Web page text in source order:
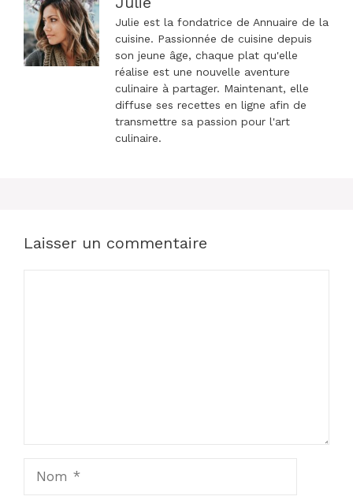
Julie est la fondatrice de Annuaire de la
cuisine. Passionnée de cuisine depuis
son jeune âge, chaque plat qu'elle
réalise est une nouvelle aventure
culinaire à partager. Maintenant, elle
diffuse ses recettes en ligne afin de
transmettre sa passion pour l'art
culinaire.
Laisser un commentaire